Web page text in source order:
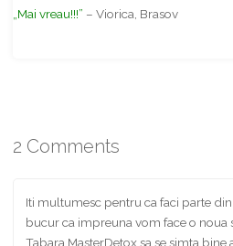
„Mai vreau!!!” – Viorica, Brasov
2 Comments
Iti multumesc pentru ca faci parte
bucur ca impreuna vom face o noua
Tabara MasterDetox sa se simta bine